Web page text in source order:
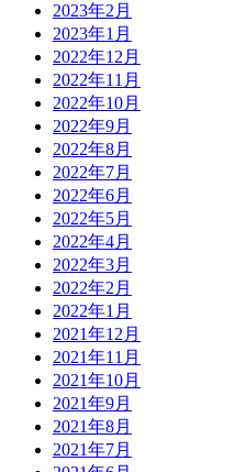
2023年2月
2023年1月
2022年12月
2022年11月
2022年10月
2022年9月
2022年8月
2022年7月
2022年6月
2022年5月
2022年4月
2022年3月
2022年2月
2022年1月
2021年12月
2021年11月
2021年10月
2021年9月
2021年8月
2021年7月